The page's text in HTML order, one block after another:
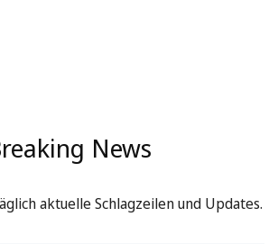
News
aktuelle Schlagzeilen und Updates.